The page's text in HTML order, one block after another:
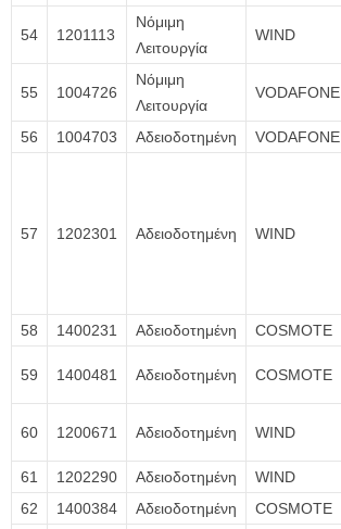
54 1201113
Νόμιμη
Λειτουργία
WIND
55 1004726
Νόμιμη
Λειτουργία
VODAFONE
56
1004703 Αδειοδοτημένη VODAFONE
57 1202301 Αδειοδοτημένη WIND
58
1400231 Αδειοδοτημένη COSMOTE
59 1400481 Αδειοδοτημένη COSMOTE
60 1200671 Αδειοδοτημένη WIND
61
1202290 Αδειοδοτημένη WIND
62
1400384 Αδειοδοτημένη COSMOTE